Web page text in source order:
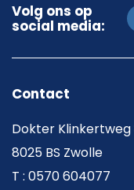
Volg ons op
social media:
Contact
Dokter Klinkertweg
8025 BS Zwolle
T : 0570 604077